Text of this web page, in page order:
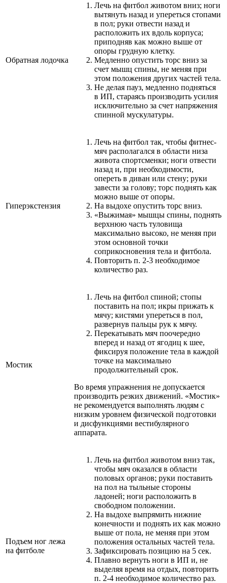
Обратная лодочка
Лечь на фитбол животом вниз; ноги
вытянуть назад и упереться стопами
в пол; руки отвести назад и
расположить их вдоль корпуса;
приподняв как можно выше от
опоры грудную клетку.
Медленно опустить торс вниз за
счет мышц спины, не меняя при
этом положения других частей тела.
Не делая пауз, медленно подняться
в ИП, стараясь производить усилия
исключительно за счет напряжения
спинной мускулатуры.
Гиперэкстензия
Лечь на фитбол так, чтобы фитнес-
мяч располагался в области низа
живота спортсменки; ноги отвести
назад и, при необходимости,
опереть в диван или стену; руки
завести за голову; торс поднять как
можно выше от опоры.
На выдохе опустить торс вниз.
«Выжимая» мышцы спины, поднять
верхнюю часть туловища
максимально высоко, не меняя при
этом основной точки
соприкосновения тела и фитбола.
Повторить п. 2-3 необходимое
количество раз.
Мостик
Лечь на фитбол спиной; стопы
поставить на пол; икры прижать к
мячу; кистями упереться в пол,
развернув пальцы рук к мячу.
Перекатывать мяч поочередно
вперед и назад от ягодиц к шее,
фиксируя положение тела в каждой
точке на максимально
продолжительный срок.
Во время упражнения не допускается
производить резких движений. «Мостик»
не рекомендуется выполнять людям с
низким уровнем физической подготовки
и дисфункциями вестибулярного
аппарата.
Подъем ног лежа
на фитболе
Лечь на фитбол животом вниз так,
чтобы мяч оказался в области
половых органов; руки поставить
на пол на тыльные стороны
ладоней; ноги расположить в
свободном положении.
На выдохе выпрямить нижние
конечности и поднять их как можно
выше от пола, не меняя при этом
положения остальных частей тела.
Зафиксировать позицию на 5 сек.
Плавно вернуть ноги в ИП и, не
выделяя время на отдых, повторить
п. 2-4 необходимое количество раз.